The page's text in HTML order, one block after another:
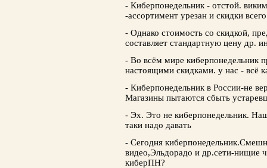
- Киберпонедельник - отстой.
-ассортимент урезан и скидки
- Однако стоимость со скидкой,
составляет стандартную цену др.
- Во всём мире киберпонедельник
настоящими скидками. у нас - всё
- Киберпонедельник в России-не
Магазины пытаются сбыть
- Эх. Это не киберпонедельник.
таки надо давать
- Сегодня
видео,Эльдорадо и др.сети-нищие
киберПН?